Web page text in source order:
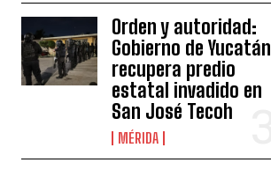
Orden y autoridad:
Gobierno de Yucatán
recupera predio
estatal invadido en
San José Tecoh
MÉRIDA